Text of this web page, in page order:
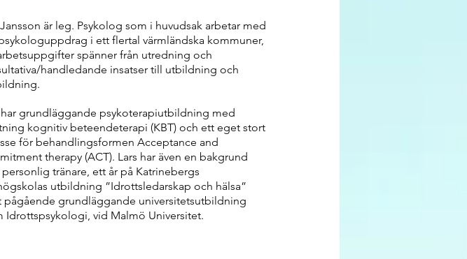
Jansson är leg. Psykolog som i huvudsak arbetar med
i ett flertal värmländska kommuner,
spänner från utredning och
handledande insatser till utbildning och
grundläggande psykoterapiutbildning med
kognitiv beteendeterapi (KBT) och ett eget stort
för behandlingsformen Acceptance and
therapy (ACT). Lars har även en bakgrund
tränare, ett år på Katrinebergs
utbildning ”Idrottsledarskap och hälsa”
pågående grundläggande universitetsutbildning
Idrottspsykologi, vid Malmö Universitet.